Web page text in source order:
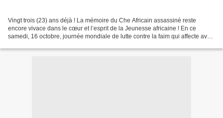
Vingt trois (23) ans déjà ! La mémoire du Che Africain assassiné reste
encore vivace dans le cœur et l’esprit de la Jeunesse africaine ! En ce
samedi, 16 octobre, journée mondiale de lutte contre la faim qui affecte avec